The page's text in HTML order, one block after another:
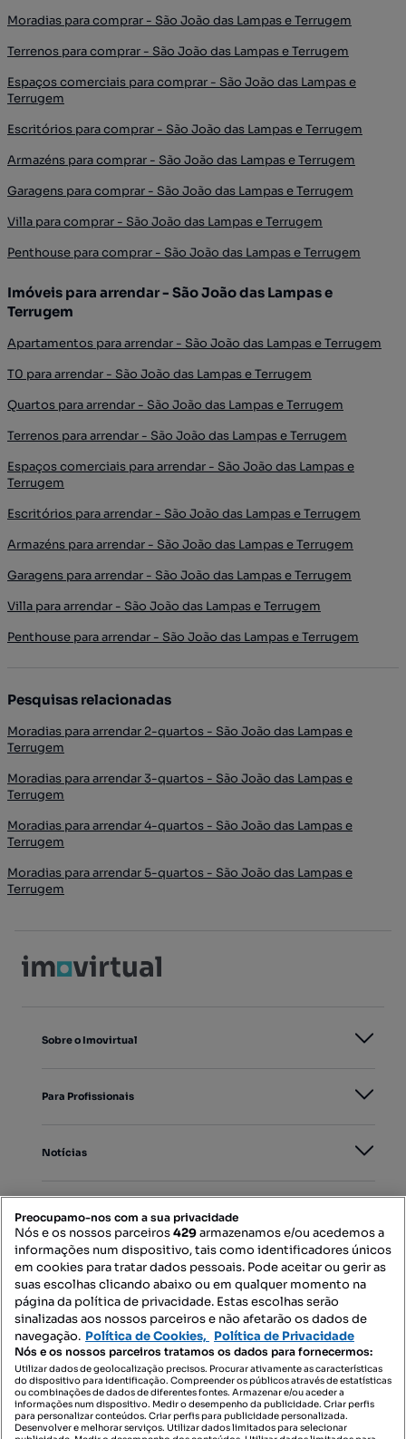
Moradias para comprar - São João das Lampas e Terrugem
Terrenos para comprar - São João das Lampas e Terrugem
Espaços comerciais para comprar - São João das Lampas e
Terrugem
Escritórios para comprar - São João das Lampas e Terrugem
Armazéns para comprar - São João das Lampas e Terrugem
Garagens para comprar - São João das Lampas e Terrugem
Villa para comprar - São João das Lampas e Terrugem
Penthouse para comprar - São João das Lampas e Terrugem
Imóveis para arrendar - São João das Lampas e
Terrugem
Apartamentos para arrendar - São João das Lampas e Terrugem
T0 para arrendar - São João das Lampas e Terrugem
Quartos para arrendar - São João das Lampas e Terrugem
Terrenos para arrendar - São João das Lampas e Terrugem
Espaços comerciais para arrendar - São João das Lampas e
Terrugem
Escritórios para arrendar - São João das Lampas e Terrugem
Armazéns para arrendar - São João das Lampas e Terrugem
Garagens para arrendar - São João das Lampas e Terrugem
Villa para arrendar - São João das Lampas e Terrugem
Penthouse para arrendar - São João das Lampas e Terrugem
Pesquisas relacionadas
Moradias para arrendar 2-quartos - São João das Lampas e
Terrugem
Moradias para arrendar 3-quartos - São João das Lampas e
Terrugem
Moradias para arrendar 4-quartos - São João das Lampas e
Terrugem
Moradias para arrendar 5-quartos - São João das Lampas e
Terrugem
Sobre o Imovirtual
Para Profissionais
Notícias
Mapa do Site
Contacte-nos
SIGA-NOS:
Preocupamo-nos com a sua privacidade
Nós e os nossos parceiros429armazenamos e/ou acedemos a
informações num dispositivo, tais como identificadores únicos
em cookies para tratar dados pessoais. Pode aceitar ou gerir as
suas escolhas clicando abaixo ou em qualquer momento na
página da política de privacidade. Estas escolhas serão
sinalizadas aos nossos parceiros e não afetarão os dados de
navegação. Política de Cookies, Política de Privacidade
Nós e os nossos parceiros tratamos os dados para fornecermos:
Utilizar dados de geolocalização precisos. Procurar ativamente as características
do dispositivo para identificação. Compreender os públicos através de estatísticas
ou combinações de dados de diferentes fontes. Armazenar e/ou aceder a
informações num dispositivo. Medir o desempenho da publicidade. Criar perfis
para personalizar conteúdos. Criar perfis para publicidade personalizada.
Desenvolver e melhorar serviços. Utilizar dados limitados para selecionar